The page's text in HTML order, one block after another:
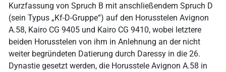
Kurzfassung von Spruch B mit anschließendem Spruch D
(sein Typus „Kf-D-Gruppe“) auf den Horusstelen Avignon
A.58, Kairo CG 9405 und Kairo CG 9410, wobei letztere
beiden Horusstelen von ihm in Anlehnung an der nicht
weiter begründeten Datierung durch Daressy in die 26.
Dynastie gesetzt werden, die Horusstele Avignon A.58 in